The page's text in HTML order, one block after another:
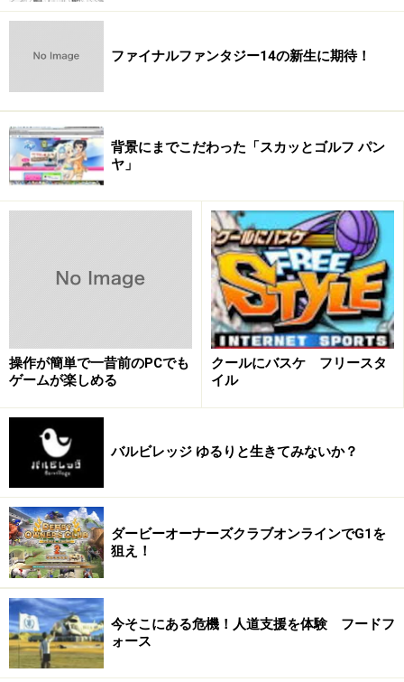
ファイナルファンタジー14の新生に期待！
背景にまでこだわった「スカッとゴルフ パン
ヤ」
操作が簡単で一昔前のPCでも
ゲームが楽しめる
クールにバスケ フリースタ
イル
バルビレッジ ゆるりと生きてみないか？
ダービーオーナーズクラブオンラインでG1を
狙え！
今そこにある危機！人道支援を体験 フードフ
ォース